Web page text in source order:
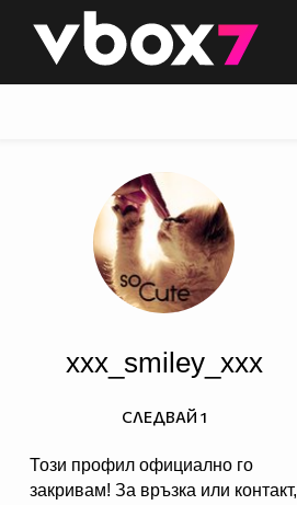
👾
xxx_smiley_xxx
Този профил официално го
закривам! За връзка или контакт,
СЛЕДВАЙ 1